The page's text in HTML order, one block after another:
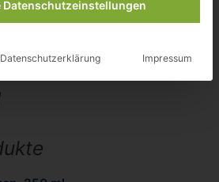
Datenschutzeinstellungen
Datenschutzerklärung Impressum